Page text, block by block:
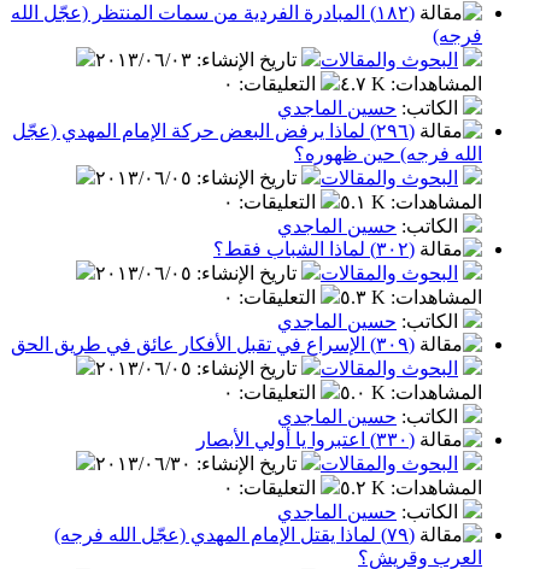
(١٨٢) المبادرة الفردية من سمات المنتظر (عجّل الله
فرجه)
البحوث والمقالات
تاريخ الإنشاء: ٢٠١٣/٠٦/٠٣
المشاهدات: ٤.٧ K التعليقات: ٠
الكاتب: حسين الماجدي
(٢٩٦) لماذا يرفض البعض حركة الإمام المهدي (عجّل
الله فرجه) حين ظهوره؟
البحوث والمقالات
تاريخ الإنشاء: ٢٠١٣/٠٦/٠٥
المشاهدات: ٥.١ K التعليقات: ٠
الكاتب: حسين الماجدي
(٣٠٢) لماذا الشباب فقط؟
البحوث والمقالات
تاريخ الإنشاء: ٢٠١٣/٠٦/٠٥
المشاهدات: ٥.٣ K التعليقات: ٠
الكاتب: حسين الماجدي
(٣٠٩) الإسراع في تقبل الأفكار عائق في طريق الحق
البحوث والمقالات
تاريخ الإنشاء: ٢٠١٣/٠٦/٠٥
المشاهدات: ٥.٠ K التعليقات: ٠
الكاتب: حسين الماجدي
(٣٣٠) اعتبروا يا أولي الأبصار
البحوث والمقالات
تاريخ الإنشاء: ٢٠١٣/٠٦/٣٠
المشاهدات: ٥.٢ K التعليقات: ٠
الكاتب: حسين الماجدي
(٧٩) لماذا يقتل الإمام المهدي (عجّل الله فرجه)
العرب وقريش؟